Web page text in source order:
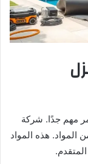
مهم جدًا. شركة
هذه المواد